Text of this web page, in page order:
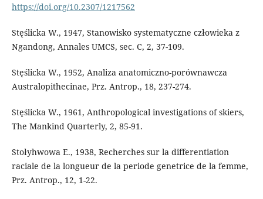
https://doi.org/10.2307/1217562
Stęślicka W., 1947, Stanowisko systematyczne człowieka z
Ngandong, Annales UMCS, sec. C, 2, 37-109.
Stęślicka W., 1952, Analiza anatomiczno-porównawcza
Australopithecinae, Prz. Antrop., 18, 237-274.
Stęślicka W., 1961, Anthropological investigations of skiers,
The Mankind Quarterly, 2, 85-91.
Stołyhwowa E., 1938, Recherches sur la differentiation
raciale de la longueur de la periode genetrice de la femme,
Prz. Antrop., 12, 1-22.